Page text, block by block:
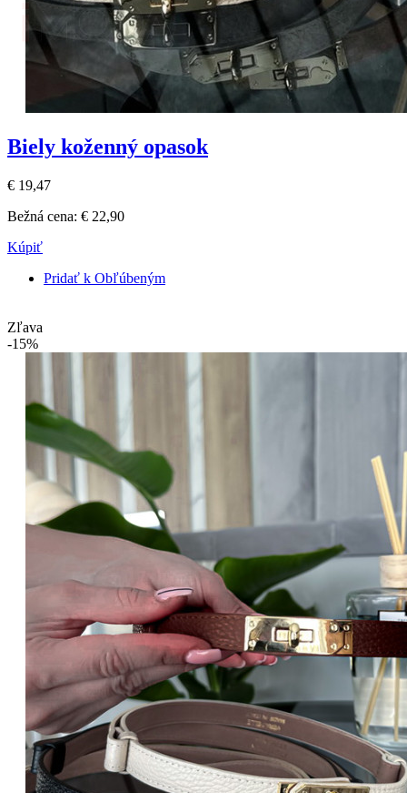
Biely koženný opasok
€ 19,47
Bežná cena: € 22,90
Kúpiť
Pridať k Obľúbeným
Zľava
-15%